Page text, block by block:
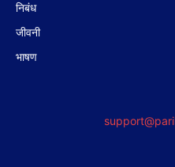
निबंध
जीवनी
भाषण